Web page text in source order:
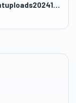
wwwasbanc_418publicwp-contentuploads20241290_29390221.docx